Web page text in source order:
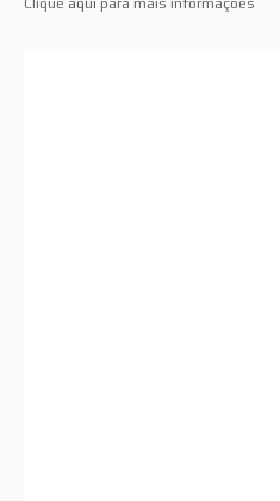
Clique aqui para mais informações